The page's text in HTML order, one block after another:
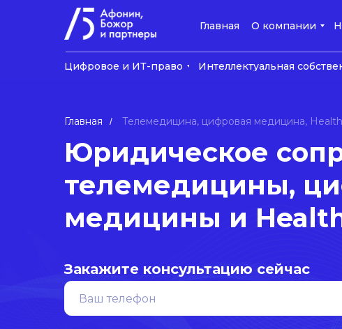
Главная О компании
Цифровое и ИТ-право Интеллектуальная
Главная / Телемедицина, цифровая медицина,
Юридическое
телемедицины,
медицины и
Закажите консультацию сейчас